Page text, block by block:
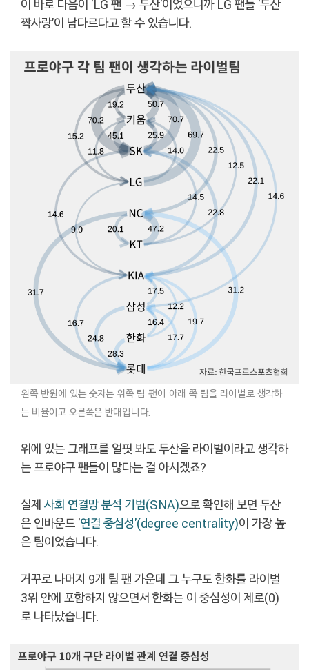
이 바로 다음이 'LG 팬 → 두산'이었으니까 LG 팬들 '두산
짝사랑'이 남다르다고 할 수 있습니다.
왼쪽 반원에 있는 숫자는 위쪽 팀 팬이 아래 쪽 팀을 라이벌로 생각하
는 비율이고 오른쪽은 반대입니다.
위에 있는 그래프를 얼핏 봐도 두산을 라이벌이라고 생각하
는 프로야구 팬들이 많다는 걸 아시겠죠?
실제 사회 연결망분석 기법(SNA)으로 확인해 보면 두산
은 인바운드 '연결 중심성'(degree centrality)이 가장 높
은 팀이었습니다.
거꾸로 나머지 9개 팀 팬 가운데 그 누구도 한화를 라이벌
3위 안에 포함하지 않으면서 한화는 이 중심성이 제로(0)
로 나타났습니다.